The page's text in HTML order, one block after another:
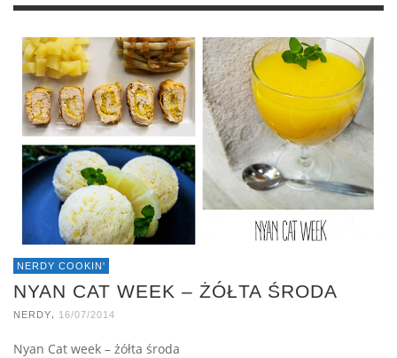
NERDY COOKIN'
NYAN CAT WEEK – ŻÓŁTA ŚRODA
NERDY 16/07/2014
Nyan Cat week – żółta środa